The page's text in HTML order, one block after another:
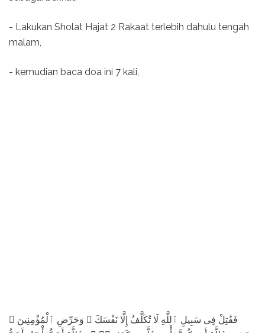
- Lakukan Sholat Hajat 2 Rakaat terlebih dahulu tengah
malam,
- kemudian baca doa ini 7 kali,
فَقَٰتِلْ فِى سَبِيلِ ٱللَّهِ لَا تُكَلَّفُ إِلَّا نَفْسَكَ ۚ وَحَرِّضِ ٱلْمُؤْمِنِينَ ۖ